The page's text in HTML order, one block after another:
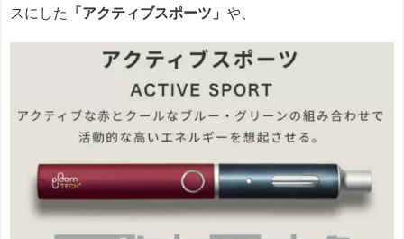
スにした
「アクティブスポーツ」 や、